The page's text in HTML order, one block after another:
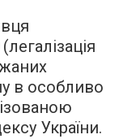
в особливо
України.